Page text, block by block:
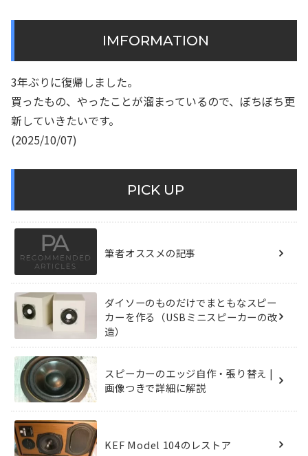
IMFORMATION
3年ぶりに復帰しました。
買ったもの、やったことが溜まっているので、ぼちぼち更
新していきたいです。
(2025/10/07)
PICK UP
筆者オススメの記事
ダイソーのものだけでまともなスピー
カーを作る（USBミニスピーカーの改
造）
スピーカーのエッジ自作・張り替え |
画像つきで詳細に解説
KEF Model 104のレストア